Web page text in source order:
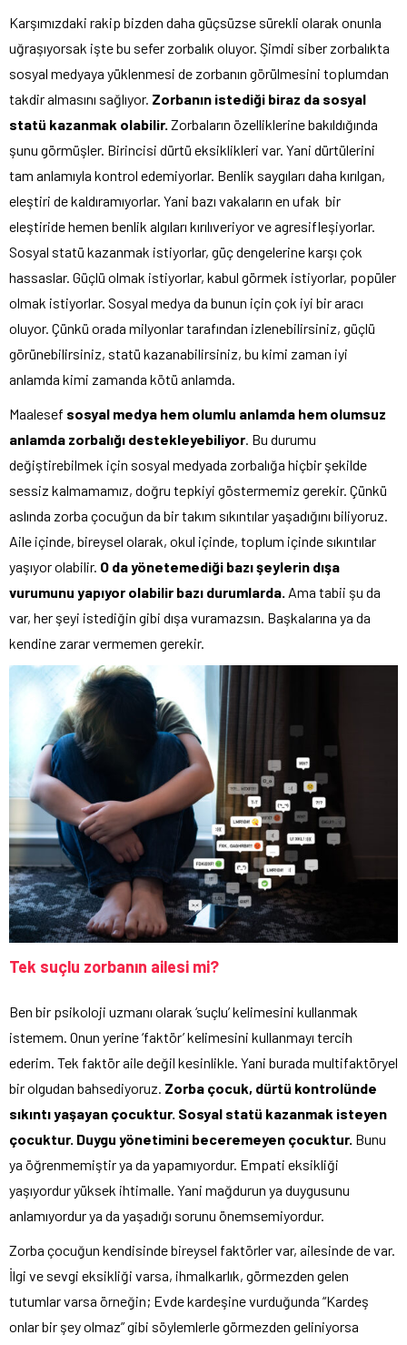
Karşımızdaki rakip bizden daha güçsüzse sürekli olarak onunla
uğraşıyorsak işte bu sefer zorbalık oluyor. Şimdi siber zorbalıkta
sosyal medyaya yüklenmesi de zorbanın görülmesini toplumdan
takdir almasını sağlıyor. Zorbanın istediği biraz da sosyal
statü kazanmak olabilir. Zorbaların özelliklerine bakıldığında
şunu görmüşler. Birincisi dürtü eksiklikleri var. Yani dürtülerini
tam anlamıyla kontrol edemiyorlar. Benlik saygıları daha kırılgan,
eleştiri de kaldıramıyorlar. Yani bazı vakaların en ufak bir
eleştiride hemen benlik algıları kırılıveriyor ve agresifleşiyorlar.
Sosyal statü kazanmak istiyorlar, güç dengelerine karşı çok
hassaslar. Güçlü olmak istiyorlar, kabul görmek istiyorlar, popüler
olmak istiyorlar. Sosyal medya da bunun için çok iyi bir aracı
oluyor. Çünkü orada milyonlar tarafından izlenebilirsiniz, güçlü
görünebilirsiniz, statü kazanabilirsiniz, bu kimi zaman iyi
anlamda kimi zamanda kötü anlamda.
Maalesef sosyal medya hem olumlu anlamda hem olumsuz
anlamda zorbalığı destekleyebiliyor . Bu durumu
değiştirebilmek için sosyal medyada zorbalığa hiçbir şekilde
sessiz kalmamamız, doğru tepkiyi göstermemiz gerekir. Çünkü
aslında zorba çocuğun da bir takım sıkıntılar yaşadığını biliyoruz.
Aile içinde, bireysel olarak, okul içinde, toplum içinde sıkıntılar
yaşıyor olabilir. O da yönetemediği bazı şeylerin dışa
vurumunu yapıyor olabilir bazı durumlarda. Ama tabii şu da
var, her şeyi istediğin gibi dışa vuramazsın. Başkalarına ya da
kendine zarar vermemen gerekir.
Tek suçlu zorbanın ailesi mi?
Ben bir psikoloji uzmanı olarak ‘suçlu’ kelimesini kullanmak
istemem. Onun yerine ‘faktör’ kelimesini kullanmayı tercih
ederim. Tek faktör aile değil kesinlikle. Yani burada multifaktöryel
bir olgudan bahsediyoruz. Zorba çocuk, dürtü kontrolünde
sıkıntı yaşayan çocuktur. Sosyal statü kazanmak isteyen
çocuktur. Duygu yönetimini beceremeyen çocuktur. Bunu
ya öğrenmemiştir ya da yapamıyordur. Empati eksikliği
yaşıyordur yüksek ihtimalle. Yani mağdurun ya duygusunu
anlamıyordur ya da yaşadığı sorunu önemsemiyordur.
Zorba çocuğun kendisinde bireysel faktörler var, ailesinde de var.
İlgi ve sevgi eksikliği varsa, ihmalkarlık, görmezden gelen
tutumlar varsa örneğin; Evde kardeşine vurduğunda “Kardeş
onlar bir şey olmaz” gibi söylemlerle görmezden geliniyorsa